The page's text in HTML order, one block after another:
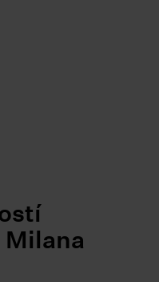
Milana